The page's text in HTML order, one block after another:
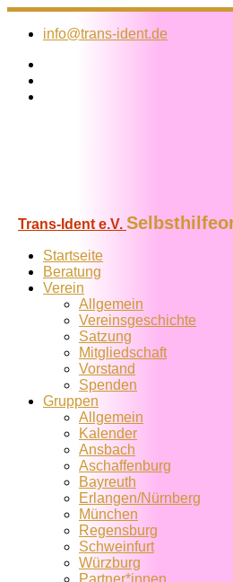
Zum
Inhalt
info@trans-ident.de
Trans-Ident e.V.
Startseite
Beratung
Verein
Allgemein
Vereins­geschichte
Satzung
Mitglied­schaft
Vorstand
Spenden
Gruppen
Allgemein
Kalender
Ansbach
Aschaffenburg
Bayreuth
Erlangen/Nürnberg
München
Regensburg
Schweinfurt
Würzburg
Partner*innen